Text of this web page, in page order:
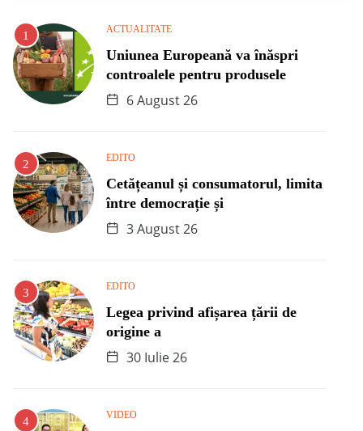
ACTUALITATE
Uniunea Europeană va înăspri
controalele pentru produsele
6 August 26
EDITO
Cetățeanul și consumatorul, limita
între democrație și
3 August 26
EDITO
Legea privind afișarea țării de
origine a
30 Iulie 26
VIDEO